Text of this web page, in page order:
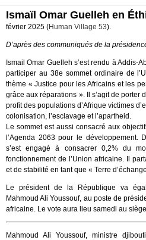
Ismaïl Omar Guelleh en
février 2025 (Human Village 53).
D’après des communiqués de la
Ismail Omar Guelleh s’est rendu à Addis-
participer au 38e sommet ordinaire de
thème « Justice pour les Africains et les
grâce aux réparations ». Il s’agit de porter
profit des populations d’Afrique victimes
colonisation, l’esclavage et l’apartheid.
Le sommet est aussi consacré aux
l’Agenda 2063 pour le développement.
s’est engagé à consacrer 0,2% du
fonctionnement de l’Union africaine. Il
et de stabilité en tant que « Terre
Le président de la République va
Mahmoud Ali Youssouf, au poste de
africaine. Le vote aura lieu samedi au
Mahmoud Ali Youssouf, ministre